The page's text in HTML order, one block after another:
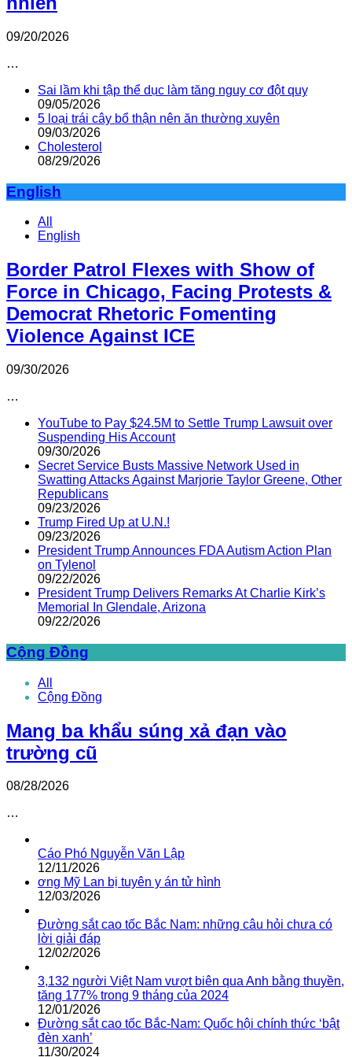
09/20/2026
…
Sai lầm khi tập thể dục làm tăng nguy cơ đột quỵ
09/05/2026
5 loại trái cây bổ thận nên ăn thường xuyên
09/03/2026
Cholesterol
08/29/2026
English
All
English
Border Patrol Flexes with Show of
Force in Chicago, Facing Protests &
Democrat Rhetoric Fomenting
Violence Against ICE
09/30/2026
…
YouTube to Pay $24.5M to Settle Trump Lawsuit over
Suspending His Account
09/30/2026
Secret Service Busts Massive Network Used in
Swatting Attacks Against Marjorie Taylor Greene, Other
Republicans
09/23/2026
Trump Fired Up at U.N.!
09/23/2026
President Trump Announces FDA Autism Action Plan
on Tylenol
09/22/2026
President Trump Delivers Remarks At Charlie Kirk’s
Memorial In Glendale, Arizona
09/22/2026
Cộng Đồng
All
Cộng Đồng
Mang ba khẩu súng xả đạn vào
trường cũ
08/28/2026
…
Cáo Phó Nguyễn Văn Lập
12/11/2026
ơng Mỹ Lan bị tuyên y án tử hình
12/03/2026
Đường sắt cao tốc Bắc Nam: những câu hỏi chưa có
lời giải đáp
12/02/2026
3,132 người Việt Nam vượt biên qua Anh bằng thuyền,
tăng 177% trong 9 tháng của 2024
12/01/2026
Đường sắt cao tốc Bắc-Nam: Quốc hội chính thức ‘bật
đèn xanh’
11/30/2024